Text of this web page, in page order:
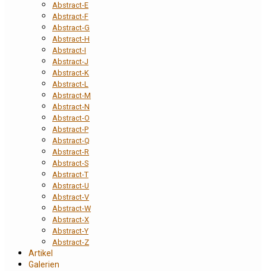
Abstract-E
Abstract-F
Abstract-G
Abstract-H
Abstract-I
Abstract-J
Abstract-K
Abstract-L
Abstract-M
Abstract-N
Abstract-O
Abstract-P
Abstract-Q
Abstract-R
Abstract-S
Abstract-T
Abstract-U
Abstract-V
Abstract-W
Abstract-X
Abstract-Y
Abstract-Z
Artikel
Galerien